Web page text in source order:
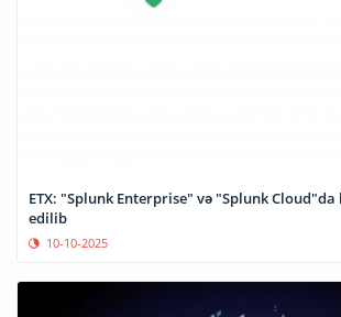
ETX: "Splunk Enterprise" və "Splunk
edilib
10-10-2025